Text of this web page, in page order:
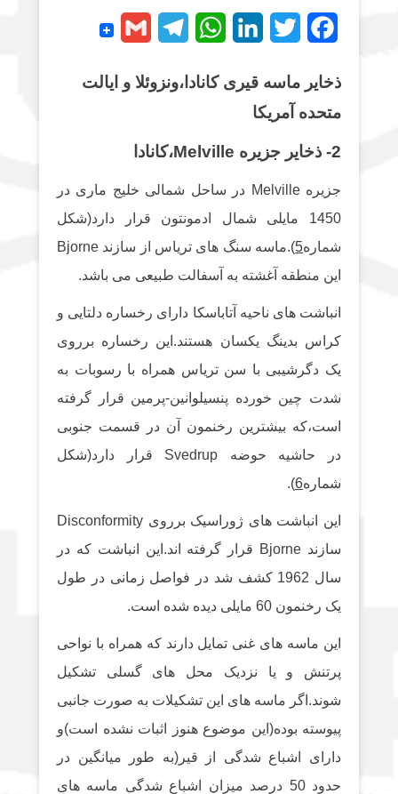
T
i
t
L
n
k
I
W
a
s
T
l
g
a
m
G
a
l
ذخایر ماسه قیری کانادا،ونزوئلا و ایالت
متحده آمریکا
جزیره Melville در ساحل شمالی خلیج ماری در
1450 مایلی شمال ادمونتون قرار دارد(شکل
).ماسه سنگ های تریاس از سازند Bjorne
این منطقه آغشته به آسفالت طبیعی می باشد.
انباشت های ناحیه آتاباسکا دارای رخساره دلتایی و
کراس بدینگ یکسان هستند.این رخساره برروی
یک دگرشیبی با سن تریاس همراه با رسوبات به
شدت چین خورده پنسیلوانین-پرمین قرار گرفته
است،که بیشترین رخنمون آن در قسمت جنوبی
در حاشیه حوضه Svedrup قرار دارد(شکل
این انباشت های ژوراسیک برروی Disconformity
سازند Bjorne قرار گرفته اند.این انباشت که در
سال 1962 کشف شد در فواصل زمانی در طول
یک رخنمون 60 مایلی دیده شده است.
این ماسه های غنی تمایل دارند که همراه با نواحی
پرتنش و یا نزدیک محل های گسلی تشکیل
شوند.اگر ماسه های این تشکیلات به صورت جانبی
پیوسته بوده(این موضوع هنوز اثبات نشده است)و
دارای اشباع شدگی از قیر(به طور میانگین در
حدود 50 درصد میزان اشباع شدگی ماسه های